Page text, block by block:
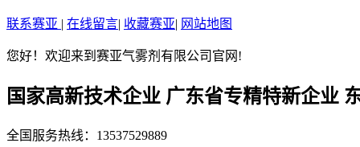
联系赛亚 | 在线留言| 收藏赛亚| 网站地图
您好！欢迎来到赛亚气雾剂有限公司官网!
国家高新技术企业 广东省专精特新企业
全国服务热线： 13537529889